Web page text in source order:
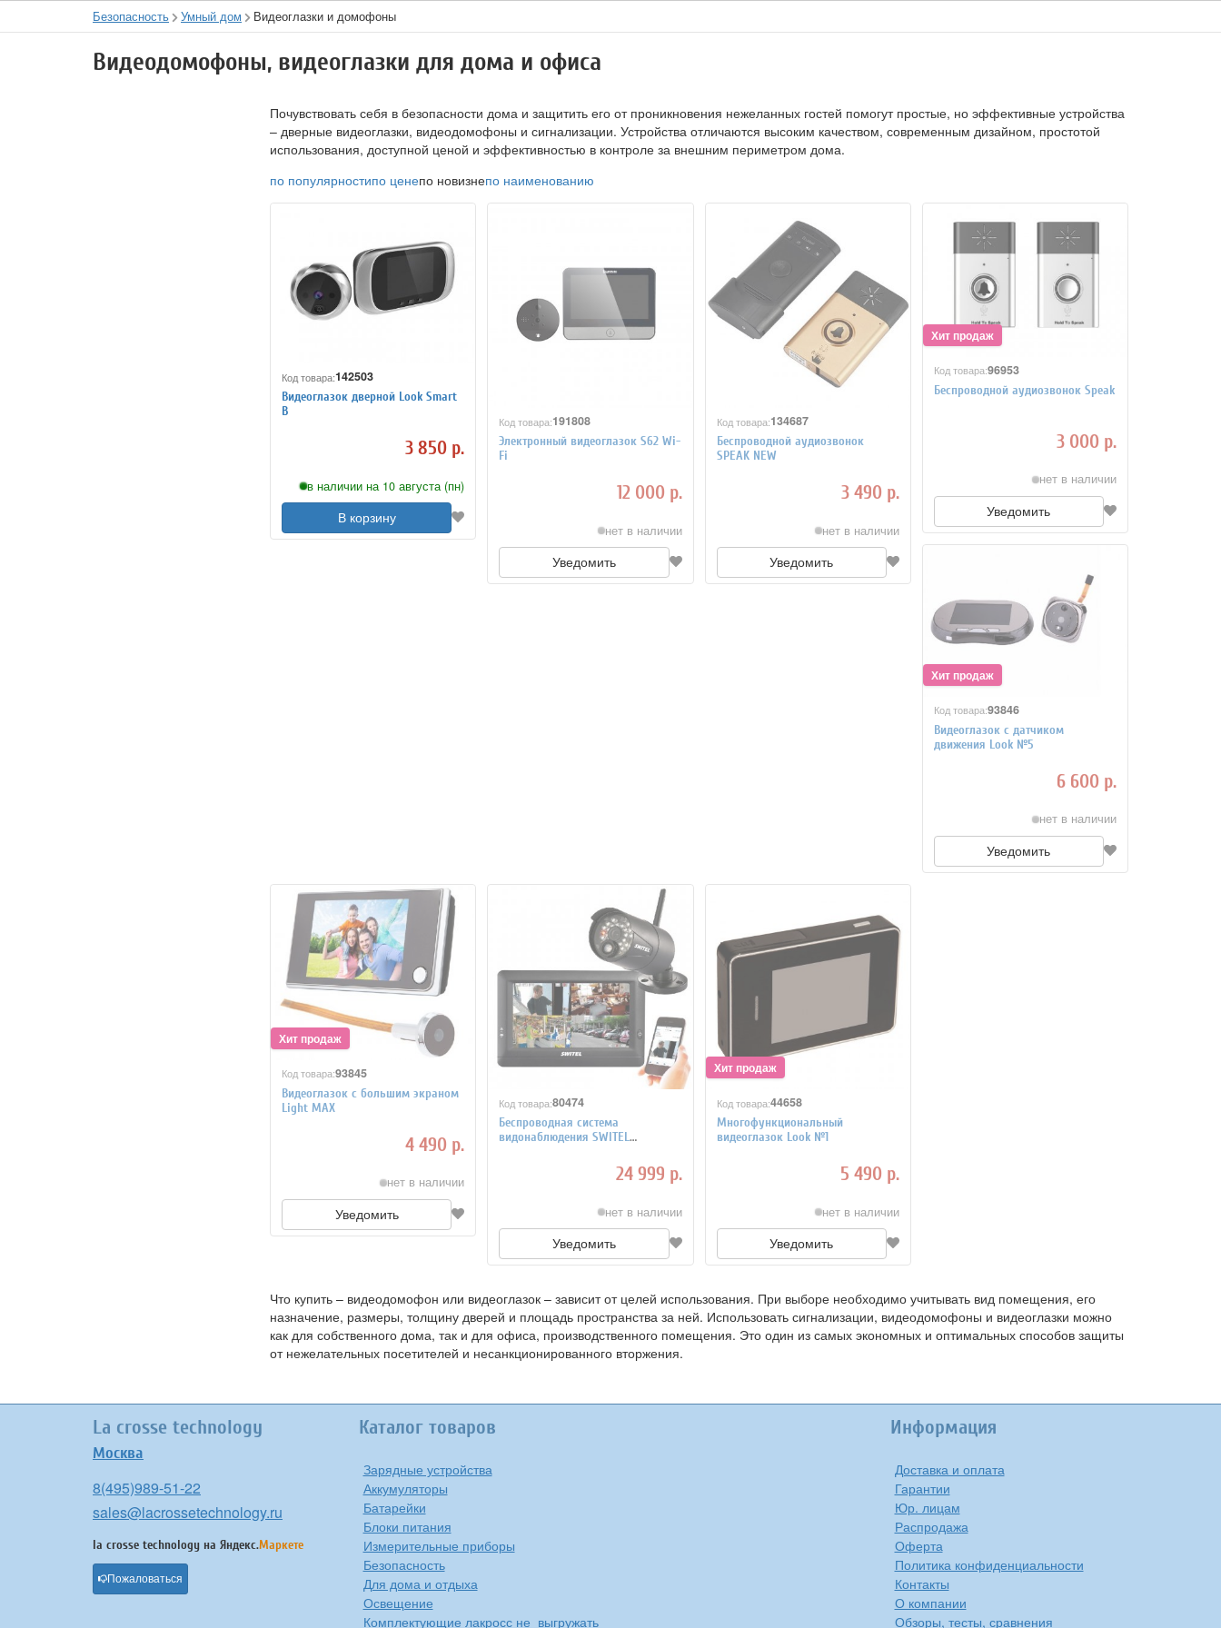
Безопасность Умный дом Видеоглазки и домофоны
Видеодомофоны, видеоглазки для дома и офиса
Почувствовать себя в безопасности дома и защитить его от проникновения нежеланных гостей помогут простые, но эффективные устройства
– дверные видеоглазки, видеодомофоны и сигнализации. Устройства отличаются высоким качеством, современным дизайном, простотой
использования, доступной ценой и эффективностью в контроле за внешним периметром дома.
по популярностипо ценепо новизнепо наименованию
Код товара:142503
Видеоглазок дверной Look Smart
B
3 850 р.
в наличии на 10 августа (пн)
В корзину
Код товара:191808
Электронный видеоглазок S62 Wi-
Fi
12 000 р.
нет в наличии
Уведомить
Код товара:134687
Беспроводной аудиозвонок
SPEAK NEW
3 490 р.
нет в наличии
Уведомить
Код товара:96953
Беспроводной аудиозвонок Speak
3 000 р.
нет в наличии
Уведомить
Код товара:93846
Видеоглазок с датчиком
движения Look №5
6 600 р.
нет в наличии
Уведомить
Код товара:93845
Видеоглазок с большим экраном
Light МАХ
4 490 р.
нет в наличии
Уведомить
Код товара:80474
Беспроводная система
видонаблюдения SWITEL
24 999 р.
нет в наличии
Уведомить
Код товара:44658
Многофункциональный
видеоглазок Look №1
5 490 р.
нет в наличии
Уведомить
Что купить – видеодомофон или видеоглазок – зависит от целей использования. При выборе необходимо учитывать вид помещения, его
назначение, размеры, толщину дверей и площадь пространства за ней. Использовать сигнализации, видеодомофоны и видеоглазки можно
как для собственного дома, так и для офиса, производственного помещения. Это один из самых экономных и оптимальных способов защиты
от нежелательных посетителей и несанкционированного вторжения.
La crosse technology
Москва
8(495)989-51-22
sales@lacrossetechnology.ru
la crosse technology на Яндекс.Маркете
Пожаловаться
Каталог товаров
Зарядные устройства
Аккумуляторы
Батарейки
Блоки питания
Измерительные приборы
Безопасность
Для дома и отдыха
Освещение
Комплектующие лакросс не_выгружать
Информация
Доставка и оплата
Гарантии
Юр. лицам
Распродажа
Оферта
Политика конфиденциальности
Контакты
О компании
Обзоры, тесты, сравнения